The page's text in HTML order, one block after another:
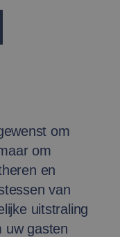
om
om
en
van
uitstraling
uw gasten